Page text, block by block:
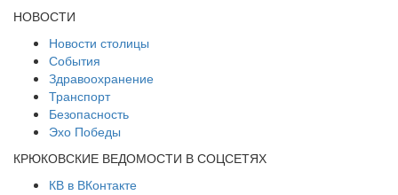
НОВОСТИ
Новости столицы
События
Здравоохранение
Транспорт
Безопасность
Эхо Победы
КРЮКОВСКИЕ ВЕДОМОСТИ В СОЦСЕТЯХ
КВ в ВКонтакте